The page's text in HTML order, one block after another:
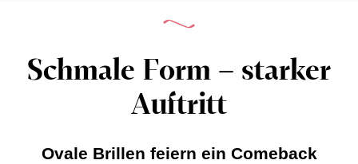
Schmale Form – starker
Auftritt
Ovale Brillen feiern ein Comeback